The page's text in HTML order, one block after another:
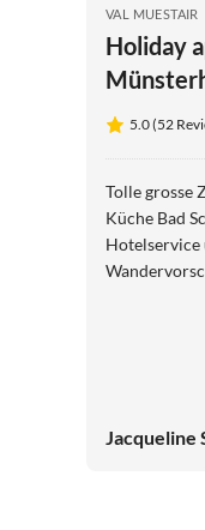
VAL MUESTAIR
Holiday
5.0 (52
Tolle grosse
Küche Bad
Hotelservice
Jacqueline